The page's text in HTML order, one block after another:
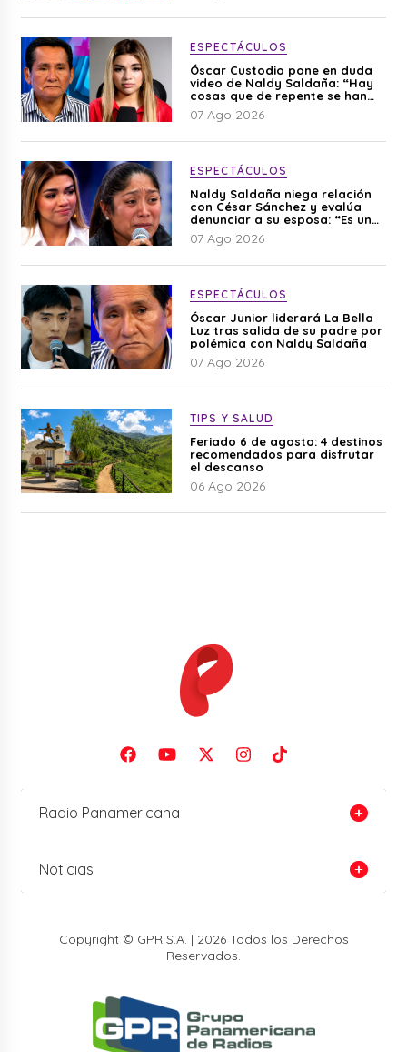
ESPECTÁCULOS
Óscar Custodio pone en duda
video de Naldy Saldaña: “Hay
cosas que de repente se han
editado”
07 Ago 2026
ESPECTÁCULOS
Naldy Saldaña niega relación
con César Sánchez y evalúa
denunciar a su esposa: “Es una
difamación”
07 Ago 2026
ESPECTÁCULOS
Óscar Junior liderará La Bella
Luz tras salida de su padre por
polémica con Naldy Saldaña
07 Ago 2026
TIPS Y SALUD
Feriado 6 de agosto: 4 destinos
recomendados para disfrutar
el descanso
06 Ago 2026
Radio Panamericana
Noticias
Copyright © GPR S.A. | 2026 Todos los Derechos
Reservados.